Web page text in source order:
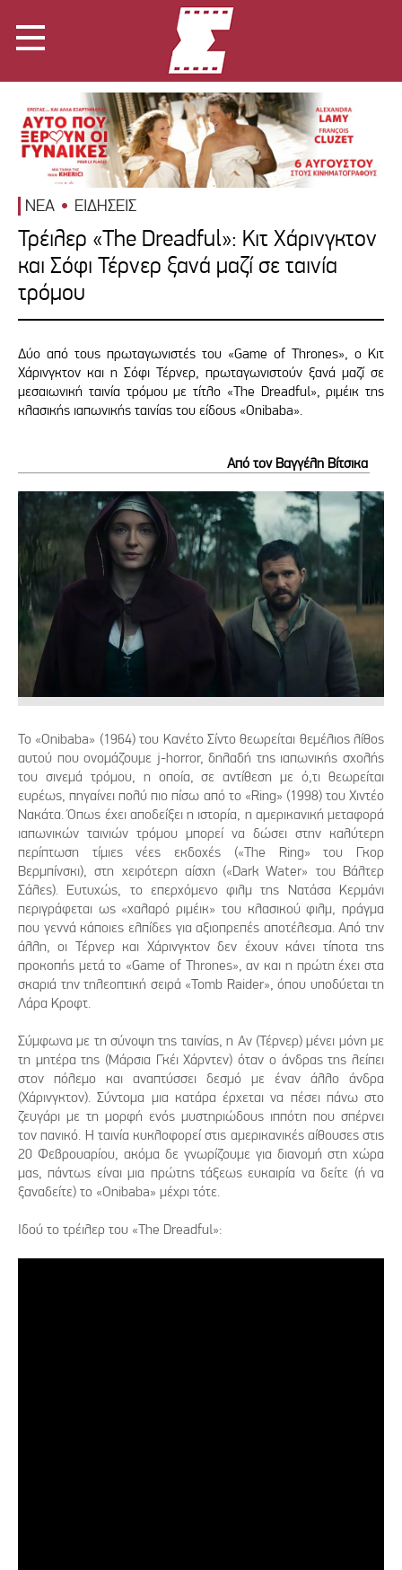
ΝΕΑ ΕΙΔΗΣΕΙΣ
Τρέιλερ «The Dreadful»: Κιτ Χάρινγκτον
και Σόφι Τέρνερ ξανά μαζί σε ταινία
τρόμου
Δύο από τους πρωταγωνιστές του «Game of Thrones», ο Κιτ
Χάρινγκτον και η Σόφι Τέρνερ, πρωταγωνιστούν ξανά μαζί σε
μεσαιωνική ταινία τρόμου με τίτλο «The Dreadful», ριμέικ της
κλασικής ιαπωνικής ταινίας του είδους «Onibaba».
Από τον Βαγγέλη Βίτσικα
Το «Onibaba» (1964) του Κανέτο Σίντο θεωρείται θεμέλιος λίθος
αυτού που ονομάζουμε j-horror, δηλαδή της ιαπωνικής σχολής
του σινεμά τρόμου, η οποία, σε αντίθεση με ό,τι θεωρείται
ευρέως, πηγαίνει πολύ πιο πίσω από το «Ring» (1998) του Χιντέο
Νακάτα. Όπως έχει αποδείξει η ιστορία, η αμερικανική μεταφορά
ιαπωνικών ταινιών τρόμου μπορεί να δώσει στην καλύτερη
περίπτωση τίμιες νέες εκδοχές («The Ring» του Γκορ
Βερμπίνσκι), στη χειρότερη αίσχη («Dark Water» του Βάλτερ
Σάλες). Ευτυχώς, το επερχόμενο φιλμ της Νατάσα Κερμάνι
περιγράφεται ως «χαλαρό ριμέικ» του κλασικού φιλμ, πράγμα
που γεννά κάποιες ελπίδες για αξιοπρεπές αποτέλεσμα. Από την
άλλη, οι Τέρνερ και Χάρινγκτον δεν έχουν κάνει τίποτα της
προκοπής μετά το «Game of Thrones», αν και η πρώτη έχει στα
σκαριά την τηλεοπτική σειρά «Tomb Raider», όπου υποδύεται τη
Λάρα Κροφτ.
Σύμφωνα με τη σύνοψη της ταινίας, η Αν (Τέρνερ) μένει μόνη με
τη μητέρα της (Μάρσια Γκέι Χάρντεν) όταν ο άνδρας της λείπει
στον πόλεμο και αναπτύσσει δεσμό με έναν άλλο άνδρα
(Χάρινγκτον). Σύντομα μια κατάρα έρχεται να πέσει πάνω στο
ζευγάρι με τη μορφή ενός μυστηριώδους ιππότη που σπέρνει
τον πανικό. Η ταινία κυκλοφορεί στις αμερικανικές αίθουσες στις
20 Φεβρουαρίου, ακόμα δε γνωρίζουμε για διανομή στη χώρα
μας, πάντως είναι μια πρώτης τάξεως ευκαιρία να δείτε (ή να
ξαναδείτε) το «Onibaba» μέχρι τότε.
Ιδού το τρέιλερ του «The Dreadful»: